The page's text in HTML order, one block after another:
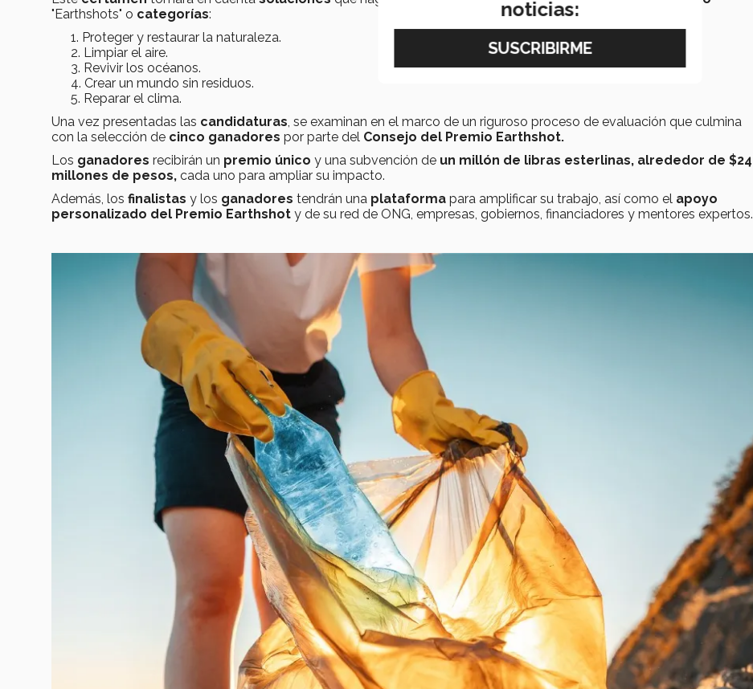
"Earthshots" o categorías:
Proteger y restaurar la naturaleza.
Limpiar el aire.
Revivir los océanos.
Crear un mundo sin residuos.
Reparar el clima.
Una vez presentadas las candidaturas , se examinan en el marco de un riguroso proceso de evaluación que culmina
con la selección de cinco ganadores por parte del Consejo del Premio Earthshot.
Los ganadores recibirán un premio único y una subvención de un millón de libras esterlinas, alrededor de $24
millones de pesos, cada uno para ampliar su impacto.
Además, los finalistas y los ganadores tendrán una plataforma para amplificar su trabajo, así como el apoyo
personalizado del Premio Earthshot y de su red de ONG, empresas, gobiernos, financiadores y mentores expertos.
noticias: